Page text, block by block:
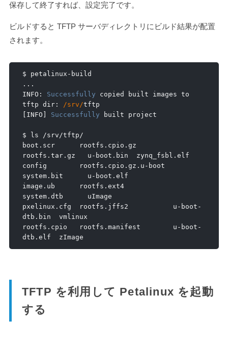
保存して終了すれば、設定完了です。
ビルドすると TFTP サーバディレクトリにビルド結果が配置
されます。
$ petalinux -
...
INFO : Successfully copied built images to
tftp dir: /srv/
INFO Successfully built project
$ ls /srv/tftp/
boot . scr      rootfs . cpio . gz
rootfs . tar. gz   u - boot . bin  zynq_fsbl . elf
config        rootfs . cpio . gz . u - boot
system. bit      u - boot . elf
image . ub      rootfs . ext4
system. dtb      uImage
pxelinux . cfg  rootfs . jffs2           u - boot -
dtb . bin  vmlinux
rootfs . cpio   rootfs . manifest        u - boot -
dtb . elf  zImage
TFTP を利用して Petalinux を起動
する